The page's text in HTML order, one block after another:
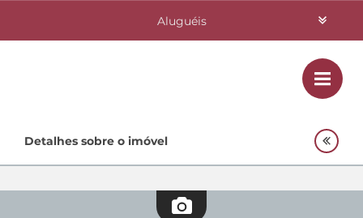
Aluguéis
Investimentos
Quem Somos
Detalhes sobre o imóvel